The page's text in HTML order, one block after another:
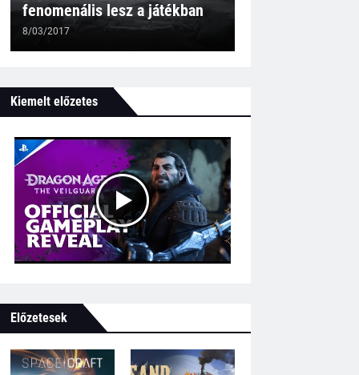
fenomenális lesz a játékban
8/03/2017
Kiemelt előzetes
Előzetesek